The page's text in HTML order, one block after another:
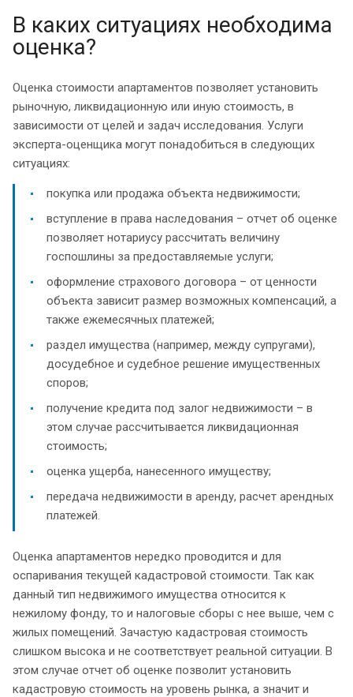
В каких ситуациях необходима
оценка?
Оценка стоимости апартаментов позволяет установить
рыночную, ликвидационную или иную стоимость, в
зависимости от целей и задач исследования. Услуги
эксперта-оценщика могут понадобиться в следующих
ситуациях:
покупка или продажа объекта недвижимости;
вступление в права наследования – отчет об оценке
позволяет нотариусу рассчитать величину
госпошлины за предоставляемые услуги;
оформление страхового договора – от ценности
объекта зависит размер возможных компенсаций, а
также ежемесячных платежей;
раздел имущества (например, между супругами),
досудебное и судебное решение имущественных
споров;
получение кредита под залог недвижимости – в
этом случае рассчитывается ликвидационная
стоимость;
оценка ущерба, нанесенного имуществу;
передача недвижимости в аренду, расчет арендных
платежей.
Оценка апартаментов нередко проводится и для
оспаривания текущей кадастровой стоимости. Так как
данный тип недвижимого имущества относится к
нежилому фонду, то и налоговые сборы с нее выше, чем с
жилых помещений. Зачастую кадастровая стоимость
слишком высока и не соответствует реальной ситуации. В
этом случае отчет об оценке позволит установить
кадастровую стоимость на уровень рынка, а значит и